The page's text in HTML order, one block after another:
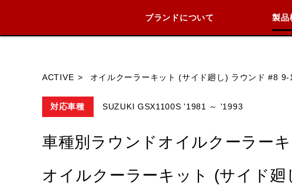
ブランドについて 製品
ACTIVE オイルクーラーキット (サイド廻し) ラウンド #8
対応車種 SUZUKI GSX1100S '1981 ～ '1993
車種別ラウンドオイルクーラーキ
オイルクーラーキット (サイド